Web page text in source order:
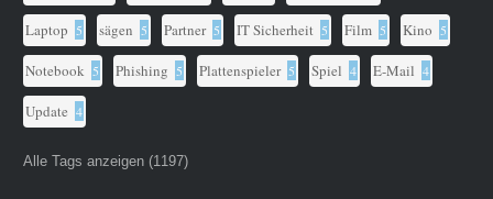
Laptop 5 sägen 5 Partner 5 IT Sicherheit 5 Film 5 Kino 5
Notebook 5 Phishing 5 Plattenspieler 5 Spiel 4 E-Mail 4
Update 4
Alle Tags anzeigen (1197)